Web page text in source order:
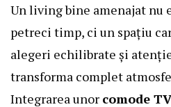
Un living bine amenajat nu
petreci timp, ci un spațiu
alegeri echilibrate și
transforma complet
Integrarea unor comode TV